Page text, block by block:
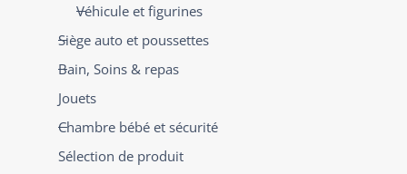
Véhicule et figurines
Siège auto et poussettes
Bain, Soins & repas
Jouets
Chambre bébé et sécurité
Sélection de produit